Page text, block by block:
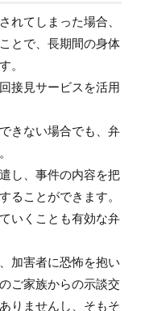
れてしまった場合、
とで、長期間の身体
。
接見サービスを活用
きない場合でも、弁
し、事件の内容を把
ることができます。
いくことも有効な弁
加害者に恐怖を抱い
ご家族からの示談交
りませんし、そもそ